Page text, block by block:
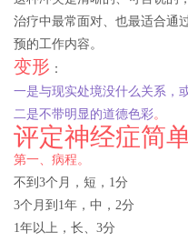
治疗中最常面对、也最适合通
预的工作内容。
变形 ：
一是与现实处境没什么关系，
二是不带明显的道德色彩。
评定神经症简
第一、病程。
不到3个月，短，1分
3个月到1年，中，2分
1年以上，长、3分